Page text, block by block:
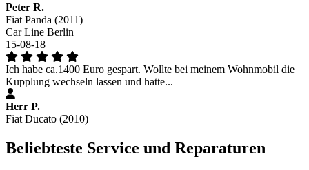
Peter R.
Fiat Panda (2011)
Car Line Berlin
15-08-18
Ich habe ca.1400 Euro gespart. Wollte bei meinem Wohnmobil die
Kupplung wechseln lassen und hatte...
Herr P.
Fiat Ducato (2010)
Beliebteste Service und Reparaturen